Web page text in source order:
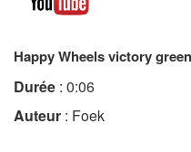
Happy Wheels victory
Durée : 0:06
Auteur : Foek